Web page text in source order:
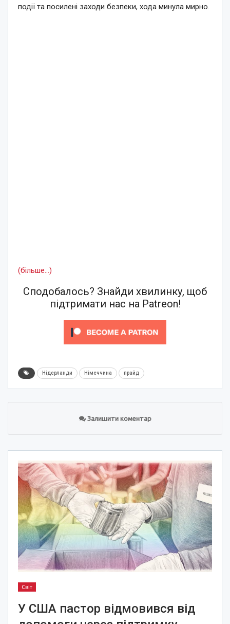
події та посилені заходи безпеки, хода минула мирно.
(більше…)
Сподобалось? Знайди хвилинку, щоб
підтримати нас на Patreon!
Нідерланди Німеччина прайд
Залишити коментар
Світ
У США пастор відмовився від